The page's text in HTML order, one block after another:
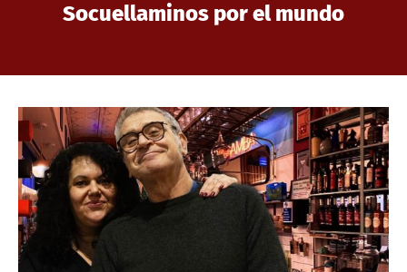
Socuellaminos por el mundo